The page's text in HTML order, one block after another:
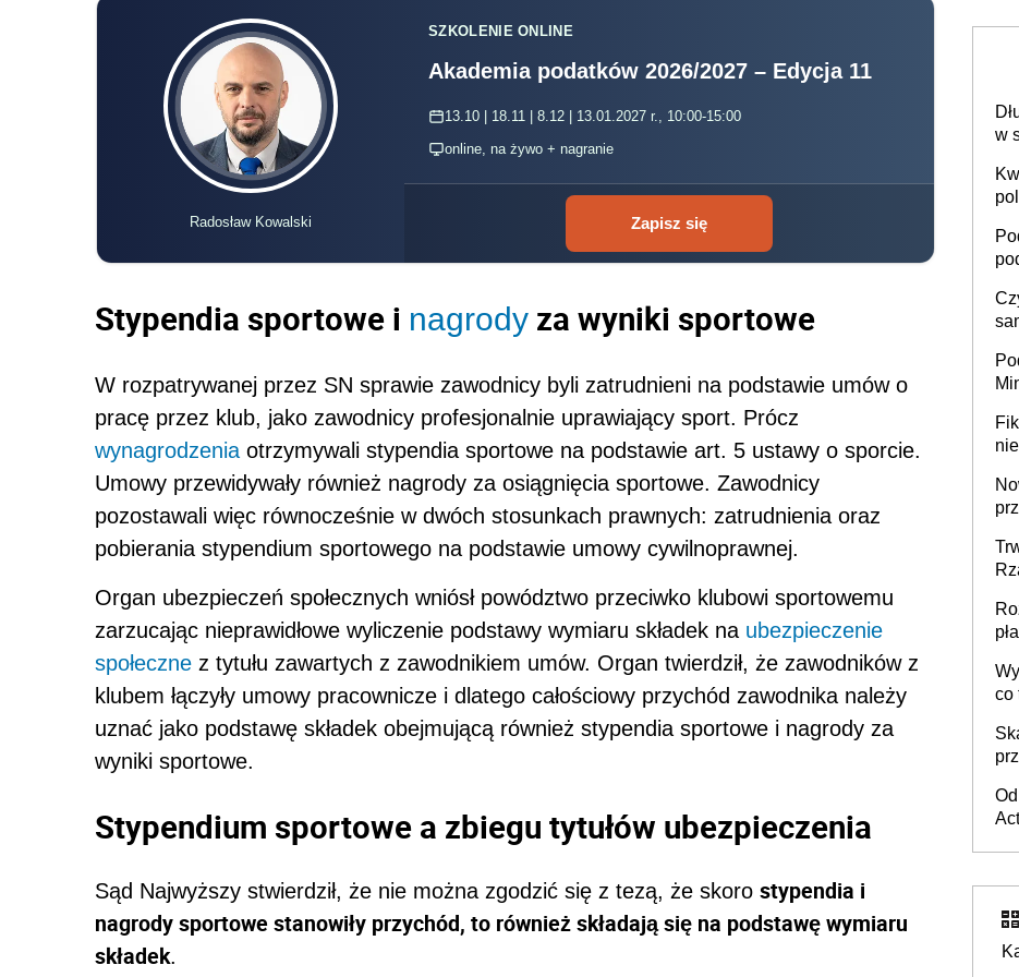
Radosław Kowalski
SZKOLENIE ONLINE
Akademia podatków 2026/2027 – Edycja 11
13.10 | 18.11 | 8.12 | 13.01.2027 r., 10:00-15:00
online, na żywo + nagranie
Zapisz się
Stypendia sportowe i nagrody za wyniki sportowe
W rozpatrywanej przez SN sprawie zawodnicy byli zatrudnieni na podstawie umów o
pracę przez klub, jako zawodnicy profesjonalnie uprawiający sport. Prócz
wynagrodzenia otrzymywali stypendia sportowe na podstawie art. 5 ustawy o sporcie.
Umowy przewidywały również nagrody za osiągnięcia sportowe. Zawodnicy
pozostawali więc równocześnie w dwóch stosunkach prawnych: zatrudnienia oraz
pobierania stypendium sportowego na podstawie umowy cywilnoprawnej.
Organ ubezpieczeń społecznych wniósł powództwo przeciwko klubowi sportowemu
zarzucając nieprawidłowe wyliczenie podstawy wymiaru składek na ubezpieczenie
społeczne z tytułu zawartych z zawodnikiem umów. Organ twierdził, że zawodników z
klubem łączyły umowy pracownicze i dlatego całościowy przychód zawodnika należy
uznać jako podstawę składek obejmującą również stypendia sportowe i nagrody za
wyniki sportowe.
Stypendium sportowe a zbiegu tytułów ubezpieczenia
Sąd Najwyższy stwierdził, że nie można zgodzić się z tezą, że skoro stypendia i
nagrody sportowe stanowiły przychód, to również składają się na podstawę wymiaru
składek.
w
co